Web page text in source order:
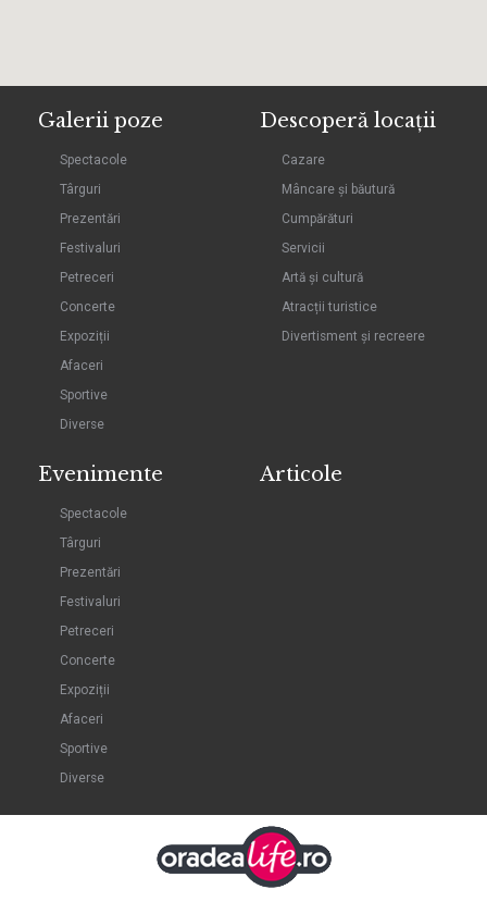
Galerii poze
Spectacole
Târguri
Prezentări
Festivaluri
Petreceri
Concerte
Expoziții
Afaceri
Sportive
Diverse
Descoperă locații
Cazare
Mâncare și băutură
Cumpărături
Servicii
Artă și cultură
Atracții turistice
Divertisment și recreere
Evenimente
Spectacole
Târguri
Prezentări
Festivaluri
Petreceri
Concerte
Expoziții
Afaceri
Sportive
Diverse
Articole